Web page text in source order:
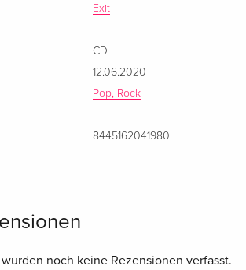
Exit
CD
12.06.2020
Pop, Rock
8445162041980
noch keine Rezensionen verfasst.